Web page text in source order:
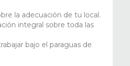
la adecuación de tu local.
integral sobre toda las
bajo el paraguas de